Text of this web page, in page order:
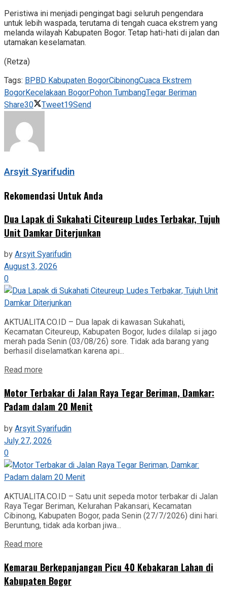
‎Peristiwa ini menjadi pengingat bagi seluruh pengendara
untuk lebih waspada, terutama di tengah cuaca ekstrem yang
melanda wilayah Kabupaten Bogor. Tetap hati-hati di jalan dan
utamakan keselamatan.
‎(Retza)
Tags: BPBD Kabupaten BogorCibinongCuaca Ekstrem
BogorKecelakaan BogorPohon TumbangTegar Beriman
Share30 Tweet19Send
Arsyit Syarifudin
Rekomendasi Untuk Anda
Dua Lapak di Sukahati Citeureup Ludes Terbakar, Tujuh
Unit Damkar Diterjunkan
byArsyit Syarifudin
August 3, 2026
0
AKTUALITA.CO.ID – Dua lapak di kawasan Sukahati,
Kecamatan Citeureup, Kabupaten Bogor, ludes dilalap si jago
merah pada Senin (03/08/26) sore. Tidak ada barang yang
berhasil diselamatkan karena api...
Read more
Motor Terbakar di Jalan Raya Tegar Beriman, Damkar:
Padam dalam 20 Menit
byArsyit Syarifudin
July 27, 2026
0
AKTUALITA.CO.ID – Satu unit sepeda motor terbakar di Jalan
Raya Tegar Beriman, Kelurahan Pakansari, Kecamatan
Cibinong, Kabupaten Bogor, pada Senin (27/7/2026) dini hari.
Beruntung, tidak ada korban jiwa...
Read more
‎Kemarau Berkepanjangan Picu 40 Kebakaran Lahan di
Kabupaten Bogor